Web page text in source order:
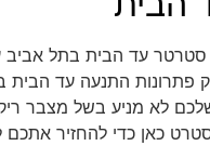
סטרטר עד הבית בתל אביב
פתרונות התנעה עד הבית
לא מניע בשל מצבר
כאן כדי להחזיר אתכם